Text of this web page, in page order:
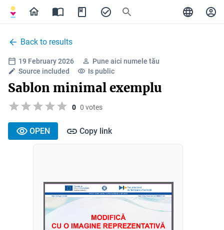
Back to results
19 February 2026
Pune aici numele tău
Source included
Is public
Sablon minimal exemplu
0 0 votes
OPEN Copy link